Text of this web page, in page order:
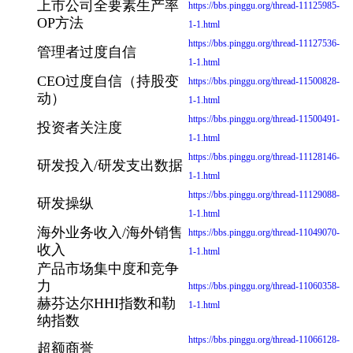
上市公司全要素生产率
OP方法
https://bbs.pinggu.org/thread-11125985-
1-1.html
管理者过度自信
https://bbs.pinggu.org/thread-11127536-
1-1.html
CEO过度自信（持股变
动）
https://bbs.pinggu.org/thread-11500828-
1-1.html
投资者关注度
https://bbs.pinggu.org/thread-11500491-
1-1.html
研发投入/研发支出数据
https://bbs.pinggu.org/thread-11128146-
1-1.html
研发操纵
https://bbs.pinggu.org/thread-11129088-
1-1.html
海外业务收入/海外销售
收入
https://bbs.pinggu.org/thread-11049070-
1-1.html
产品市场集中度和竞争
力
https://bbs.pinggu.org/thread-11060358-
1-1.html
赫芬达尔HHI指数和勒
纳指数
超额商誉
https://bbs.pinggu.org/thread-11066128-